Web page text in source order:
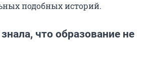
подобных историй.
что образование не